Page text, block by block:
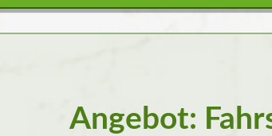
Angebot: